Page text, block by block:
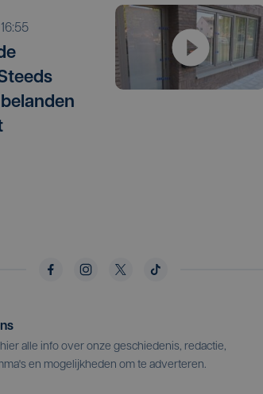
alle info over onze geschiedenis, redactie,
en mogelijkheden om te adverteren.